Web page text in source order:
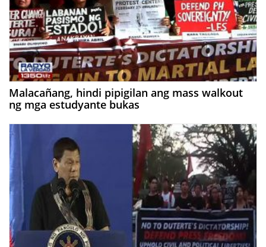
Malacañang, hindi pipigilan ang mass walkout
ng mga estudyante bukas